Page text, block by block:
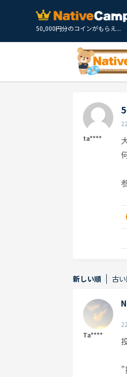
50,000円分のコインがもらえ...
ta****
新しい順 古
Ta****